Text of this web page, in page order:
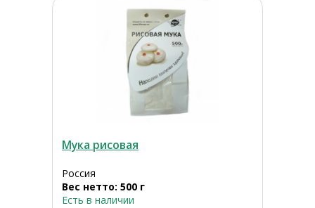
Мука рисовая
Россия
Вес нетто: 500 г
Есть в наличии